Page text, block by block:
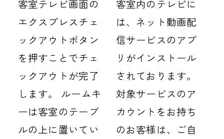
客室テレビ画面の
エクスプレスチェ
ックアウトボタン
を押すことでチェ
ックアウトが完了
します。 ルームキ
ーは客室のテーブ
ルの上に置いてい
客室内のテレビに
は、ネット動画配
信サービスのアプ
リがインストール
されております。
対象サービスのア
カウントをお持ち
のお客様は、ご自